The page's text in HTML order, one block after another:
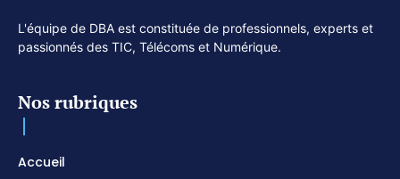
L'équipe de DBA est constituée de professionnels, experts et
passionnés des TIC, Télécoms et Numérique.
Nos rubriques
Accueil